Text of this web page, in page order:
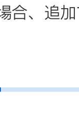
合、追